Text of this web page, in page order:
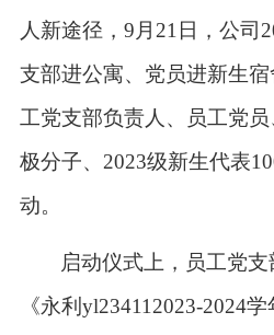
人新途径，9月21日，公司
支部进公寓、党员进新生
工党支部负责人、员工党
极分子、2023级新生代表
动。
启动仪式上，员工党
《永利yl234112023-2024